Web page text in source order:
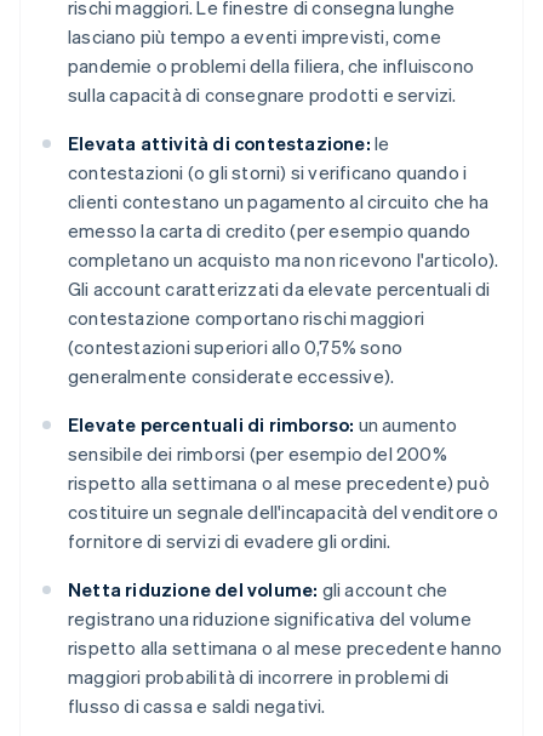
rischi maggiori. Le finestre di consegna lunghe
lasciano più tempo a eventi imprevisti, come
pandemie o problemi della filiera, che influiscono
sulla capacità di consegnare prodotti e servizi.
Elevata attività di contestazione: le
contestazioni (o gli storni) si verificano quando i
clienti contestano un pagamento al circuito che ha
emesso la carta di credito (per esempio quando
completano un acquisto ma non ricevono l'articolo).
Gli account caratterizzati da elevate percentuali di
contestazione comportano rischi maggiori
(contestazioni superiori allo 0,75% sono
generalmente considerate eccessive).
Elevate percentuali di rimborso: un aumento
sensibile dei rimborsi (per esempio del 200%
rispetto alla settimana o al mese precedente) può
costituire un segnale dell'incapacità del venditore o
fornitore di servizi di evadere gli ordini.
Netta riduzione del volume: gli account che
registrano una riduzione significativa del volume
rispetto alla settimana o al mese precedente hanno
maggiori probabilità di incorrere in problemi di
flusso di cassa e saldi negativi.